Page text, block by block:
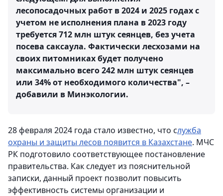
лесопосадочных работ в 2024 и 2025 годах с
учетом не исполнения плана в 2023 году
требуется 712 млн штук сеянцев, без учета
посева саксаула. Фактически лесхозами на
своих питомниках будет получено
максимально всего 242 млн штук сеянцев
или 34% от необходимого количества", –
добавили в Минэкологии.
28 февраля 2024 года стало известно, что служба
охраны и защиты лесов появится в Казахстане. МЧС
РК подготовило соответствующее постановление
правительства. Как следует из пояснительной
записки, данный проект позволит повысить
эффективность системы организации и